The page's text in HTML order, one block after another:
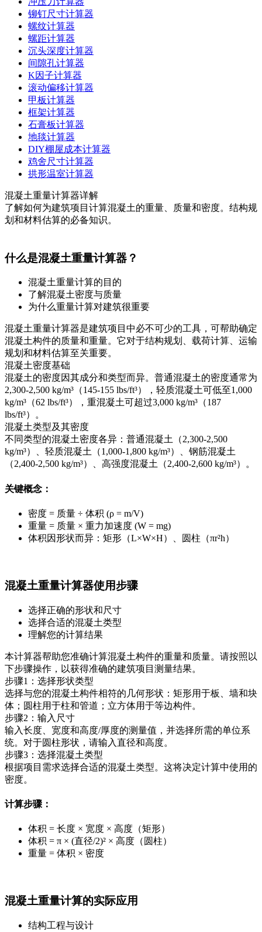
铆钉尺寸计算器
螺纹计算器
螺距计算器
沉头深度计算器
间隙孔计算器
K因子计算器
滚动偏移计算器
甲板计算器
框架计算器
石膏板计算器
地毯计算器
DIY棚屋成本计算器
鸡舍尺寸计算器
拱形温室计算器
混凝土重量计算器详解
了解如何为建筑项目计算混凝土的重量、质量和密度。结构规
划和材料估算的必备知识。
什么是混凝土重量计算器？
混凝土重量计算的目的
了解混凝土密度与质量
为什么重量计算对建筑很重要
混凝土重量计算器是建筑项目中必不可少的工具，可帮助确定
混凝土构件的质量和重量。它对于结构规划、载荷计算、运输
规划和材料估算至关重要。
混凝土密度基础
混凝土的密度因其成分和类型而异。普通混凝土的密度通常为
2,300-2,500 kg/m³（145-155 lbs/ft³），轻质混凝土可低至1,000
kg/m³（62 lbs/ft³），重混凝土可超过3,000 kg/m³（187
lbs/ft³）。
混凝土类型及其密度
不同类型的混凝土密度各异：普通混凝土（2,300-2,500
kg/m³）、轻质混凝土（1,000-1,800 kg/m³）、钢筋混凝土
（2,400-2,500 kg/m³）、高强度混凝土（2,400-2,600 kg/m³）。
关键概念：
密度 = 质量 ÷ 体积 (ρ = m/V)
重量 = 质量 × 重力加速度 (W = mg)
体积因形状而异：矩形（L×W×H）、圆柱（πr²h）
混凝土重量计算器使用步骤
选择正确的形状和尺寸
选择合适的混凝土类型
理解您的计算结果
本计算器帮助您准确计算混凝土构件的重量和质量。请按照以
下步骤操作，以获得准确的建筑项目测量结果。
步骤1：选择形状类型
选择与您的混凝土构件相符的几何形状：矩形用于板、墙和块
体；圆柱用于柱和管道；立方体用于等边构件。
步骤2：输入尺寸
输入长度、宽度和高度/厚度的测量值，并选择所需的单位系
统。对于圆柱形状，请输入直径和高度。
步骤3：选择混凝土类型
根据项目需求选择合适的混凝土类型。这将决定计算中使用的
密度。
计算步骤：
体积 = 长度 × 宽度 × 高度（矩形）
体积 = π × (直径/2)² × 高度（圆柱）
重量 = 体积 × 密度
混凝土重量计算的实际应用
结构工程与设计